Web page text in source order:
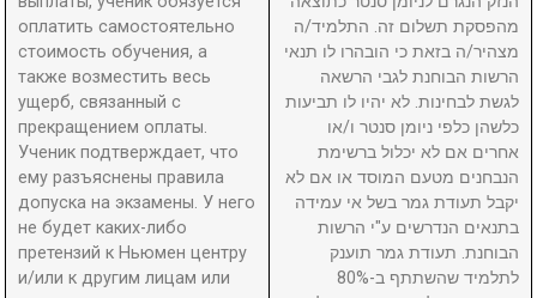
оплатить самостоятельно
стоимость обучения, а
также возместить весь
ущерб, связанный с
прекращением оплаты.
Ученик подтверждает, что
ему разъяснены правила
допуска на экзамены. У него
не будет каких-либо
претензий к Ньюмен центру
и/или к другим лицам или
מהפסקת תשלום זה. התלמיד/ה
מצהיר/ה בזאת כי הובהרו לו תנאי
הרשות הבוחנת לגבי הרשאה
לגשת לבחינות. לא יהיו לו תביעות
כלשהן כלפי ניומן סנטר ו/או
אחרים אם לא יכלול ברשימת
הנבחנים מטעם המוסד או אם לא
יקבל תעודת גמר בשל אי עמידה
בתנאים הנדרשים ע"י הרשות
הבוחנת. תעודת גמר תוענק
לתלמיד שהשתתף ב-80%